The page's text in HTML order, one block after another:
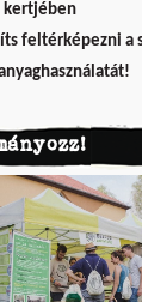
kertjében
feltérképezni a